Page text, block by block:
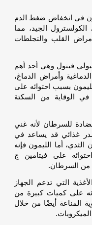
في انخفاض ضغط الدم
الجيد، مما
القلب والتجلطات
فينول وهي أحد أهم
وأمراض الدماغ،
بسبب احتوائه على
في الوقاية من السكتة
للسرطان لأنه غني
غذائي قد يساعد في
أما الليمون فإنه
على فيتامين ج
من السرطان.
التي تدعم الجهاز
على كميات كبيرة من
المناعة أيضًا من خلال